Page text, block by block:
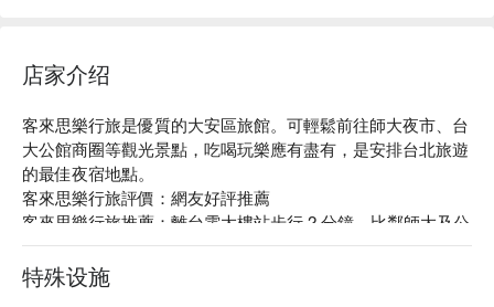
店家介绍
客來思樂行旅是優質的大安區旅館。可輕鬆前往師大夜市、台
大公館商圈等觀光景點，吃喝玩樂應有盡有，是安排台北旅遊
的最佳夜宿地點。
客來思樂行旅評價：網友好評推薦
客來思樂行旅推薦：離台電大樓站步行 2 分鐘，比鄰師大及公
館商圈。簡約典雅的房型，演繹踏實而安穩的歸屬感，大片玻
璃窗灑落的自然採光，整體呈現溫馨又舒適的氛圍。
客來思樂行旅優惠、客來思樂行旅住宿方案、客來思樂行旅休
特殊设施